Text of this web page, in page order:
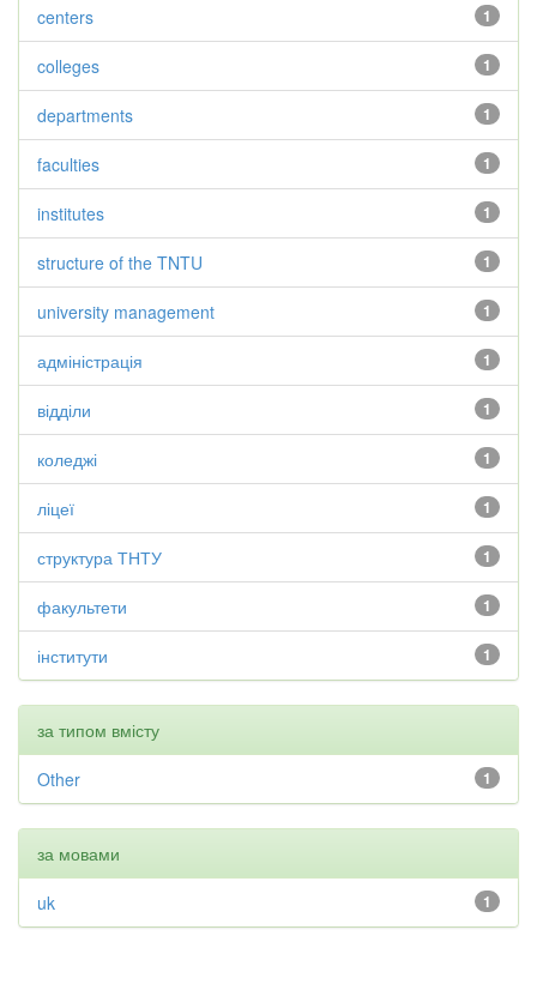
1
centers
1
colleges
1
departments
1
faculties
1
institutes
1
structure of the TNTU
1
university management
1
адміністрація
1
відділи
1
коледжі
1
ліцеї
1
структура ТНТУ
1
факультети
1
інститути
за типом вмісту
1
Other
за мовами
1
uk